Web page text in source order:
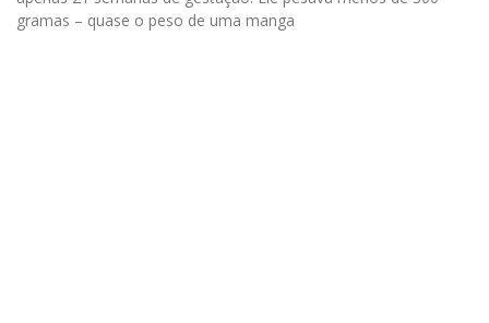
gramas – quase o peso de uma manga